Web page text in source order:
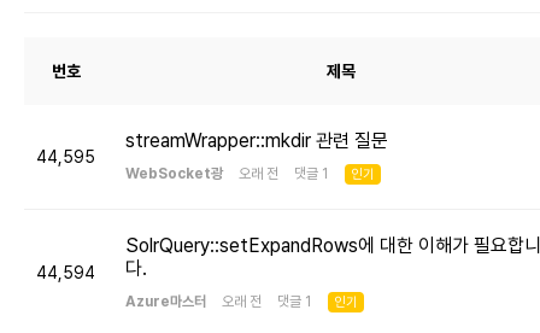
번호 제목
44,595
streamWrapper::mkdir 관련 질문
WebSocket광 오래 전 댓글 1 인기
44,594
SolrQuery::setExpandRows에 대한 이해가 필요합니
다.
Azure마스터 오래 전 댓글 1 인기